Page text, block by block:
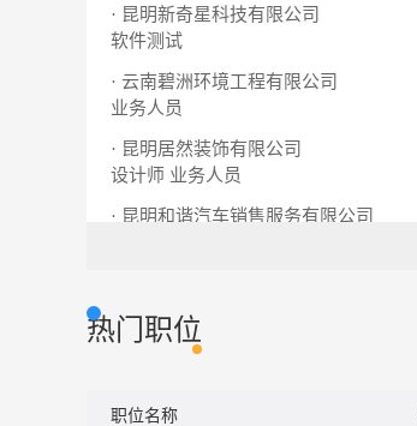
· 昆明新奇星科技有限公司
软件测试
· 云南碧洲环境工程有限公司
业务人员
· 昆明居然装饰有限公司
设计师 业务人员
· 昆明和谐汽车销售服务有限公司
热门职位
职位名称